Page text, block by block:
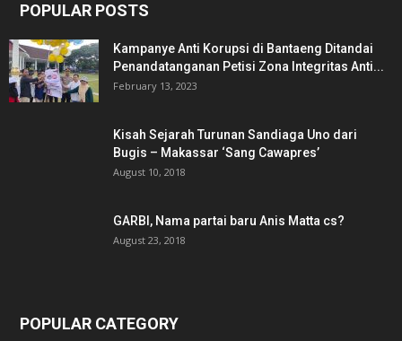
POPULAR POSTS
Kampanye Anti Korupsi di Bantaeng Ditandai
Penandatanganan Petisi Zona Integritas Anti...
February 13, 2023
Kisah Sejarah Turunan Sandiaga Uno dari
Bugis – Makassar ‘Sang Cawapres’
August 10, 2018
GARBI, Nama partai baru Anis Matta cs?
August 23, 2018
POPULAR CATEGORY